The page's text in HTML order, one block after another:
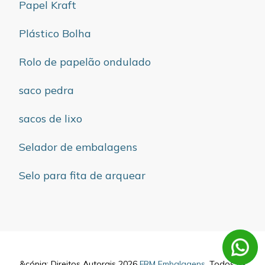
Papel Kraft
Plástico Bolha
Rolo de papelão ondulado
saco pedra
sacos de lixo
Selador de embalagens
Selo para fita de arquear